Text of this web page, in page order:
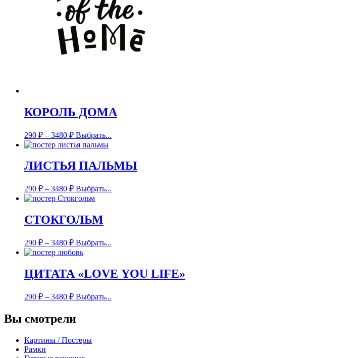
КОРОЛЬ ДОМА
290 ₽ – 3480 ₽ Выбрать...
ЛИСТЬЯ ПАЛЬМЫ
290 ₽ – 3480 ₽ Выбрать...
СТОКГОЛЬМ
290 ₽ – 3480 ₽ Выбрать...
ЦИТАТА «LOVE YOU LIFE»
290 ₽ – 3480 ₽ Выбрать...
Вы смотрели
Картины / Постеры
Рамки